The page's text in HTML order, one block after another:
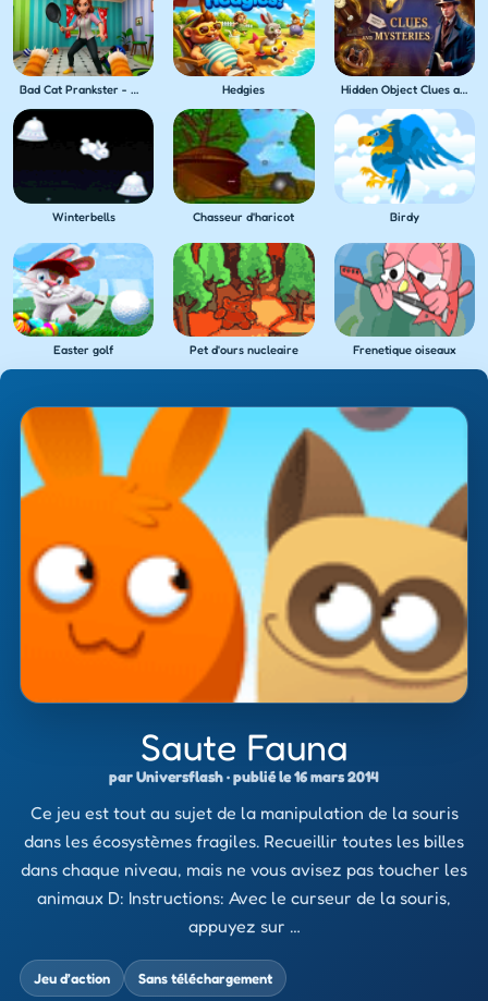
Saute Fauna
par Universflash · publié le 16 mars 2014
Ce jeu est tout au sujet de la manipulation de la souris
dans les écosystèmes fragiles. Recueillir toutes les billes
dans chaque niveau, mais ne vous avisez pas toucher les
animaux D: Instructions: Avec le curseur de la souris,
appuyez sur …
Jeu d’action Sans téléchargement
Bad Cat Prankster - Mom's Return Hedgies Hidden Object Clues and Mysteries
Winterbells Chasseur d'haricot Birdy
Easter golf Pet d'ours nucleaire Frenetique oiseaux